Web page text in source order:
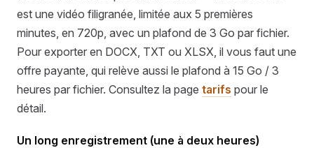
est une vidéo filigranée, limitée aux 5 premières
minutes, en 720p, avec un plafond de 3 Go par fichier.
Pour exporter en DOCX, TXT ou XLSX, il vous faut une
offre payante, qui relève aussi le plafond à 15 Go / 3
heures par fichier. Consultez la page tarifs pour le
détail.
Un long enregistrement (une à deux heures)